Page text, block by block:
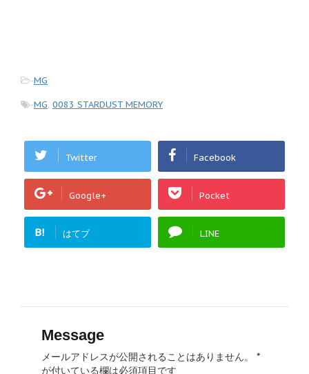
-MG
-MG, 0083 STARDUST MEMORY
Twitter Facebook
Google+ Pocket
B! はてブ LINE
Message
メールアドレスが公開されることはありません。
*
が付いている欄は必須項目です